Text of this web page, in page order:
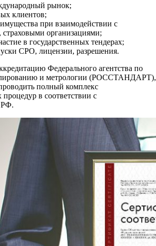
рынок;
клиентов;
при взаимодействии с
страховыми организациями;
в государственных тендерах;
СРО, лицензии, разрешения.
Федерального агентства по
и метрологии (РОССТАНДАРТ),
полный комплекс
в соответствии с
РФ.